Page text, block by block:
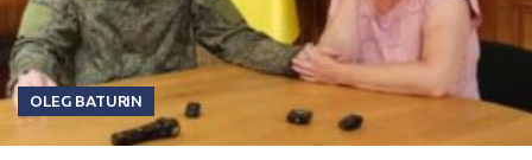
OLEG BATURIN